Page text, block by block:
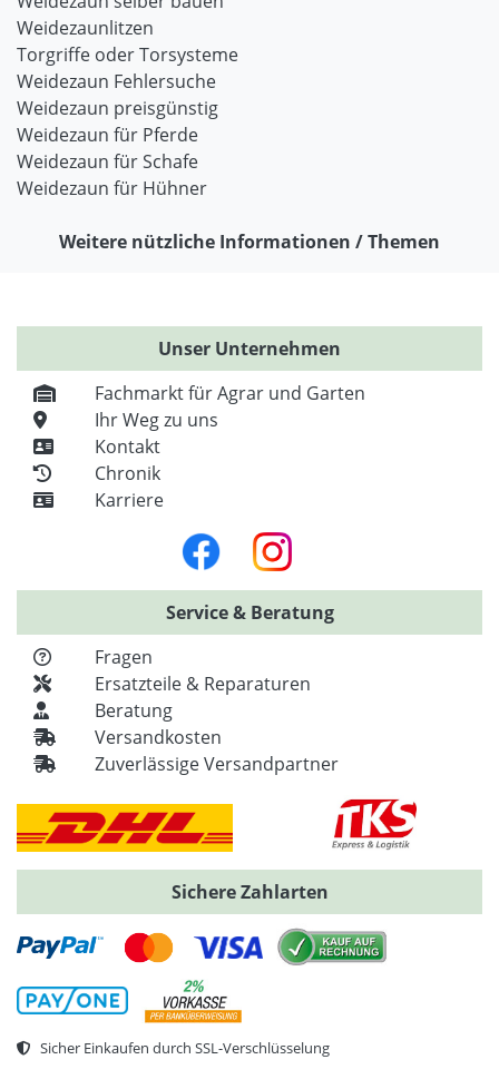
Weidezaunlitzen
Torgriffe oder Torsysteme
Weidezaun Fehlersuche
Weidezaun preisgünstig
Weidezaun für Pferde
Weidezaun für Schafe
Weidezaun für Hühner
Weitere nützliche Informationen / Themen
Unser Unternehmen
Fachmarkt für Agrar und Garten
Ihr Weg zu uns
Kontakt
Chronik
Karriere
Service & Beratung
Fragen
Ersatzteile & Reparaturen
Beratung
Versandkosten
Zuverlässige Versandpartner
Sichere Zahlarten
Sicher Einkaufen durch SSL-Verschlüsselung